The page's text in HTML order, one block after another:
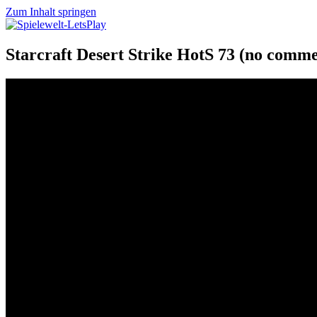
Zum Inhalt springen
Starcraft Desert Strike HotS 73 (no